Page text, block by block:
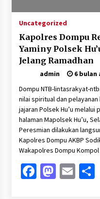
Uncategorized
Kapolres Dompu
Yaminy Polsek
Jelang Ramadhan
admin
6 bulan
Dompu NTB-lintasrakyat-
nilai spiritual dan
jajaran Polsek Hu’u melalui
halaman Mapolsek Hu’u,
Peresmian dilakukan
Kapolres Dompu AKBP
Wakapolres Dompu
Facebook